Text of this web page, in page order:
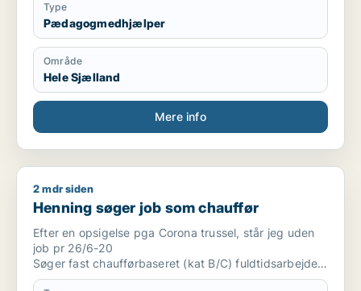
Type
Pædagogmedhjælper
Område
Hele Sjælland
Mere info
Henning søger job som chauffør
2 mdr siden
Henning søger job som chauffør
Efter en opsigelse pga Corona trussel, står jeg uden
job pr 26/6-20
Søger fast chaufførbaseret (kat B/C) fuldtidsarbejde.
Jeg er mødestabil og altid i godt humør.